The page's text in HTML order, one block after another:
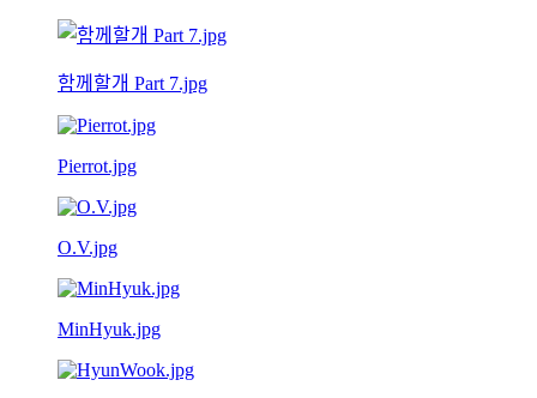
함께할개 Part 7.jpg
Pierrot.jpg
O.V.jpg
MinHyuk.jpg